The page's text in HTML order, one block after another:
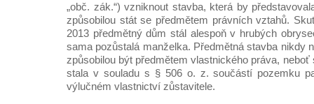
„obč. zák.“) vzniknout stavba, která by
způsobilou stát se předmětem právních vztahů.
2013 předmětný dům stál alespoň v hrubých
sama pozůstalá manželka. Předmětná stavba nikdy
způsobilou být předmětem vlastnického práva, neboť
stala v souladu s § 506 o. z. součástí pozemku
výlučném vlastnictví zůstavitele.